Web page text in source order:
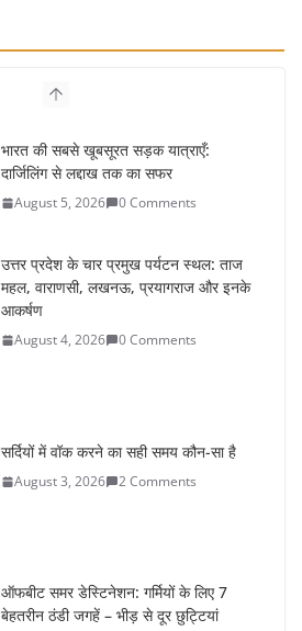
भारत की सबसे खूबसूरत सड़क यात्राएँ:
दार्जिलिंग से लद्दाख तक का सफर
August 5, 2026 0 Comments
उत्तर प्रदेश के चार प्रमुख पर्यटन स्थल: ताज
महल, वाराणसी, लखनऊ, प्रयागराज और इनके
आकर्षण
August 4, 2026 0 Comments
सर्दियों में वॉक करने का सही समय कौन-सा है
August 3, 2026 2 Comments
ऑफबीट समर डेस्टिनेशन: गर्मियों के लिए 7
बेहतरीन ठंडी जगहें – भीड़ से दूर छुट्टियां